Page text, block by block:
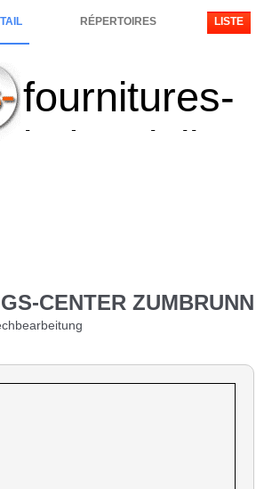
RÉPERTOIRES LISTE
fournitures-
industrielles
CENTER ZUMBRUNN